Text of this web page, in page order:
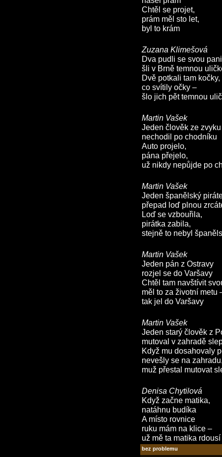
Chtěl se projet,
prám měl sto let,
byl to krám
Zuzana Klimešová
Dva pudli se svou
šli v Brně temnou
Dvě potkali tam kočky,
co svítily očky –
šlo jich pět temnou
Martin Vašek
Jeden člověk ze zvyku
nechodil po chodníku
Auto projelo,
pána přejelo,
už nikdy nepůjde po
Martin Vašek
Jeden španělský
přepad loď plnou
Loď se vzbouřila,
pirátka zabila,
stejně to nebyl
Martin Vašek
Jeden pán z Ostravy
rozjel se do Varšavy
Chtěl tam navštívit
měl to za životní metu
tak jel do Varšavy
Martin Vašek
Jeden starý člověk z
mutoval v zahradě
Když mu dosahovaly
nevešly se na
muž přestal mutovat
Denisa Chytilová
Když začne matika,
natáhnu budíka
A místo rovnice
ruku mám na klice –
už mě ta matika
bez problemu